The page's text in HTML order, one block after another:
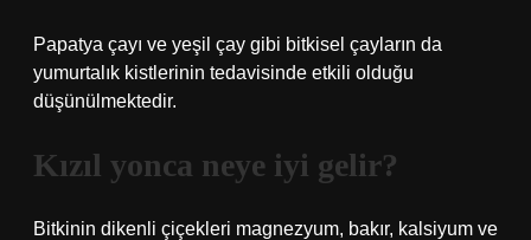
Papatya çayı ve yeşil çay gibi bitkisel çayların da
yumurtalık kistlerinin tedavisinde etkili olduğu
düşünülmektedir.
Kızıl yonca neye iyi gelir?
Bitkinin dikenli çiçekleri magnezyum, bakır, kalsiyum ve